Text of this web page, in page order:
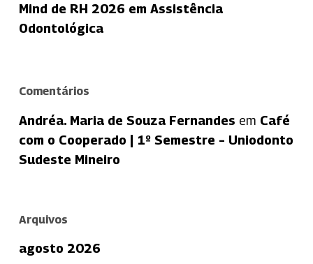
Mind de RH 2026 em Assistência
Odontológica
Comentários
Andréa. Maria de Souza Fernandes em Café
com o Cooperado | 1º Semestre – Uniodonto
Sudeste Mineiro
Arquivos
agosto 2026